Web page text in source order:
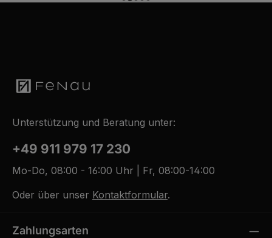
Unterstützung und Beratung unter:
+49 911 979 17 230
Mo-Do, 08:00 - 16:00 Uhr | Fr, 08:00-14:00
Oder über unser Kontaktformular.
Zahlungsarten